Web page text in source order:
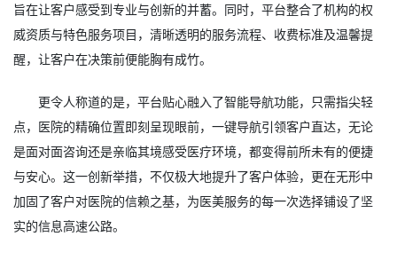
旨在让客户感受到专业与创新的并蓄。同时，平台整合了机构的权
威资质与特色服务项目，清晰透明的服务流程、收费标准及温馨提
醒，让客户在决策前便能胸有成竹。
更令人称道的是，平台贴心融入了智能导航功能，只需指尖轻
点，医院的精确位置即刻呈现眼前，一键导航引领客户直达，无论
是面对面咨询还是亲临其境感受医疗环境，都变得前所未有的便捷
与安心。这一创新举措，不仅极大地提升了客户体验，更在无形中
加固了客户对医院的信赖之基，为医美服务的每一次选择铺设了坚
实的信息高速公路。